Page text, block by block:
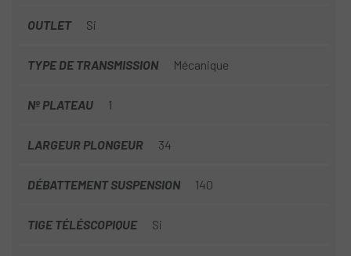
OUTLET Si
TYPE DE TRANSMISSION Mécanique
Nº PLATEAU 1
LARGEUR PLONGEUR 34
DÉBATTEMENT SUSPENSION 140
TIGE TÉLÉSCOPIQUE Si